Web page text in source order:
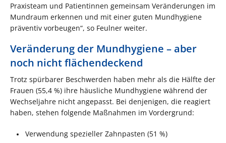
Praxisteam und Patientinnen gemeinsam Veränderungen im
Mundraum erkennen und mit einer guten Mundhygiene
präventiv vorbeugen“, so Feulner weiter.
Veränderung der Mundhygiene – aber
noch nicht flächendeckend
Trotz spürbarer Beschwerden haben mehr als die Hälfte der
Frauen (55,4 %) ihre häusliche Mundhygiene während der
Wechseljahre nicht angepasst. Bei denjenigen, die reagiert
haben, stehen folgende Maßnahmen im Vordergrund:
Verwendung spezieller Zahnpasten (51 %)